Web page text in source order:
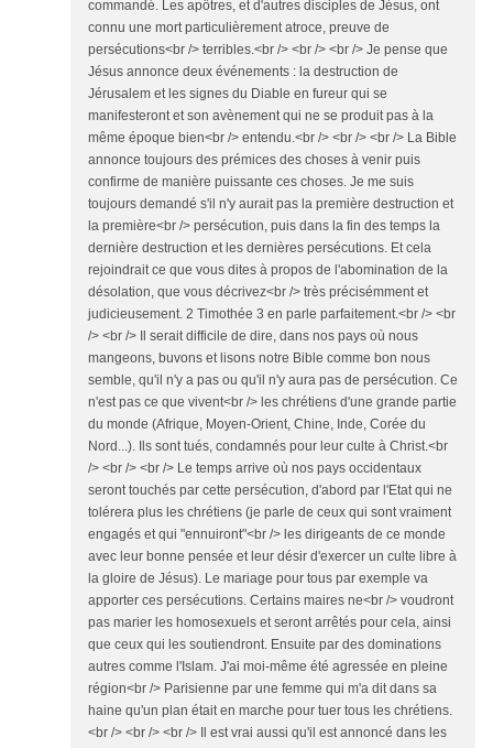
commandé. Les apôtres, et d'autres disciples de Jésus, ont
connu une mort particulièrement atroce, preuve de
persécutions<br /> terribles.<br /> <br /> <br /> Je pense que
Jésus annonce deux événements : la destruction de
Jérusalem et les signes du Diable en fureur qui se
manifesteront et son avènement qui ne se produit pas à la
même époque bien<br /> entendu.<br /> <br /> <br /> La Bible
annonce toujours des prémices des choses à venir puis
confirme de manière puissante ces choses. Je me suis
toujours demandé s'il n'y aurait pas la première destruction et
la première<br /> persécution, puis dans la fin des temps la
dernière destruction et les dernières persécutions. Et cela
rejoindrait ce que vous dites à propos de l'abomination de la
désolation, que vous décrivez<br /> très précisémment et
judicieusement. 2 Timothée 3 en parle parfaitement.<br /> <br
/> <br /> Il serait difficile de dire, dans nos pays où nous
mangeons, buvons et lisons notre Bible comme bon nous
semble, qu'il n'y a pas ou qu'il n'y aura pas de persécution. Ce
n'est pas ce que vivent<br /> les chrétiens d'une grande partie
du monde (Afrique, Moyen-Orient, Chine, Inde, Corée du
Nord...). Ils sont tués, condamnés pour leur culte à Christ.<br
/> <br /> <br /> Le temps arrive où nos pays occidentaux
seront touchés par cette persécution, d'abord par l'Etat qui ne
tolérera plus les chrétiens (je parle de ceux qui sont vraiment
engagés et qui "ennuiront"<br /> les dirigeants de ce monde
avec leur bonne pensée et leur désir d'exercer un culte libre à
la gloire de Jésus). Le mariage pour tous par exemple va
apporter ces persécutions. Certains maires ne<br /> voudront
pas marier les homosexuels et seront arrêtés pour cela, ainsi
que ceux qui les soutiendront. Ensuite par des dominations
autres comme l'Islam. J'ai moi-même été agressée en pleine
région<br /> Parisienne par une femme qui m'a dit dans sa
haine qu'un plan était en marche pour tuer tous les chrétiens.
<br /> <br /> <br /> Il est vrai aussi qu'il est annoncé dans les